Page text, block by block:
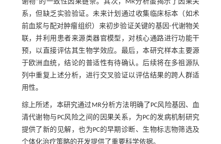
谢物”的一致性因果链条。其次，MR分析虽揭示了因果关
系，但缺乏实验验证。未来计划通过收集临床标本（如术
前血浆与配对肿瘤组织）来初步验证关键的基因-代谢物关
联，并利用患者来源类器官模型，对核心通路进行功能干
预，以直接评估其生物学效应。最后，本研究样本主要源
于欧洲血统，结论的普适性有待确认。后续将在多祖源队
列中重复上述分析，进行交叉验证以评估结果的跨人群适
用性。
综上所述，本研究通过MR分析方法明确了PC风险基因、血
清代谢物与PC风险之间的因果关系，为PC的发病机制研究
提供了新的见解，也为PC的早期诊断、生物标志物筛选及
个体化治疗策略的开发提供了重要科学依据。